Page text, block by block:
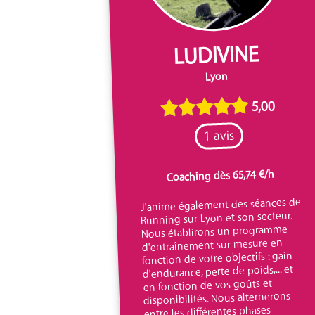
LUDIVINE
Lyon
5,00
1 avis
Coaching dès 65,74 €/h
J'anime également des séances de
Running sur Lyon et son secteur.
Nous établirons un programme
d'entraînement sur mesure en
fonction de votre objectifs : gain
d'endurance, perte de poids,... et
en fonction de vos goûts et
disponibilités. Nous alternerons